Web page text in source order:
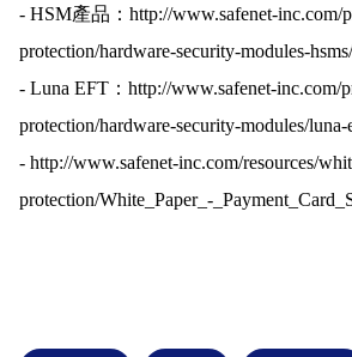
- HSM產品：http://www.safenet-inc.com/
protection/hardware-security-modules-
- Luna EFT：http://www.safenet-inc.com/
protection/hardware-security-modules/
- http://www.safenet-inc.com/resources/
protection/White_Paper_-